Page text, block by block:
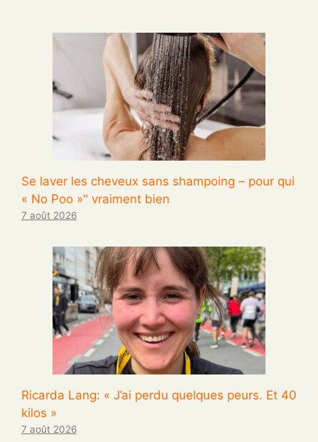
Se laver les cheveux sans shampoing – pour qui
« No Poo »" vraiment bien
7 août 2026
Ricarda Lang: « J’ai perdu quelques peurs. Et 40
kilos »
7 août 2026